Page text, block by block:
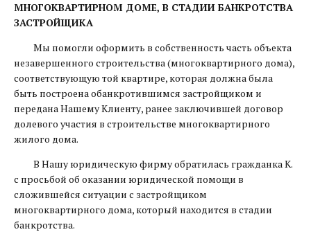
МНОГОКВАРТИРНОМ ДОМЕ, В СТАДИИ БАНКРОТСТВА
ЗАСТРОЙЩИКА
Мы помогли оформить в собственность часть объекта
незавершенного строительства (многоквартирного дома),
соответствующую той квартире, которая должна была
быть построена обанкротившимся застройщиком и
передана Нашему Клиенту, ранее заключившей договор
долевого участия в строительстве многоквартирного
жилого дома.
В Нашу юридическую фирму обратилась гражданка К.
с просьбой об оказании юридической помощи в
сложившейся ситуации с застройщиком
многоквартирного дома, который находится в стадии
банкротства.